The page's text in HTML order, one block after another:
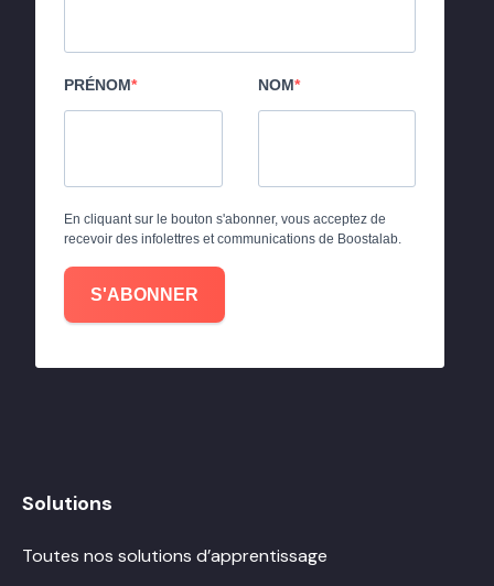
PRÉNOM NOM
En cliquant sur le bouton s'abonner, vous acceptez de
recevoir des infolettres et communications de Boostalab.
S'ABONNER
Solutions
Toutes nos solutions d’apprentissage